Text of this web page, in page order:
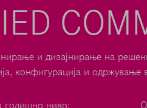
и дизајнирање на
конфигурација и одржување
годишно ниво: